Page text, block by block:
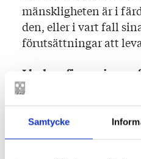
Samtycke
mänskligheten är i
den, eller i vart fall
förutsättningar att
I boken finns vissa
författares texter,
Många av citaten och